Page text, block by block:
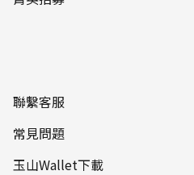
聯繫客服
常見問題
玉山Wallet下載